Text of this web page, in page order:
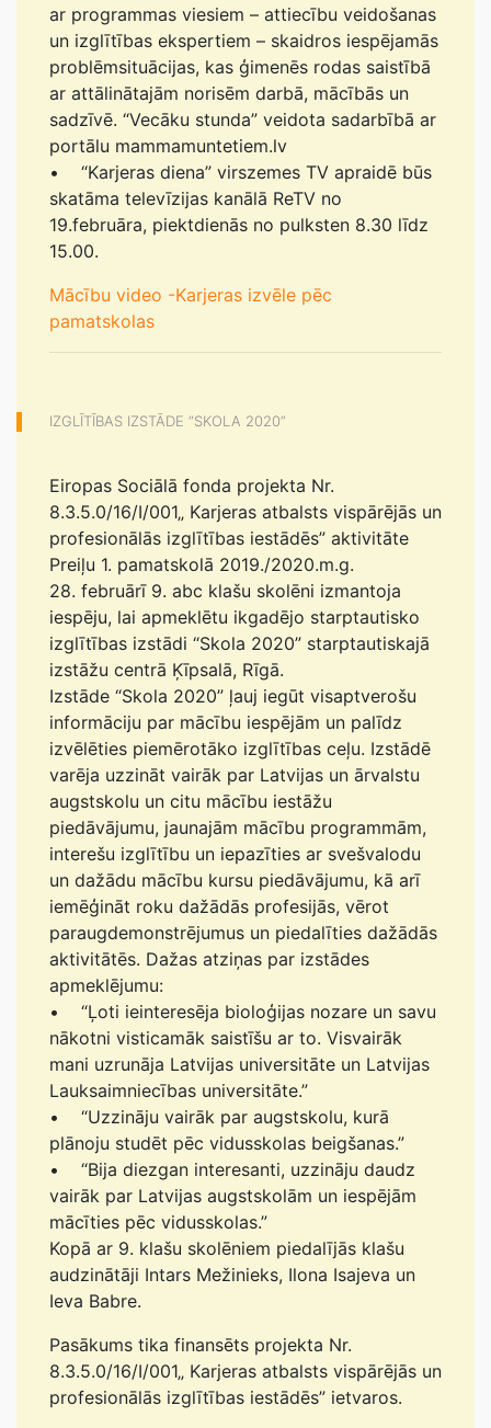
ar programmas viesiem – attiecību veidošanas
un izglītības ekspertiem – skaidros iespējamās
problēmsituācijas, kas ģimenēs rodas saistībā
ar attālinātajām norisēm darbā, mācībās un
sadzīvē. “Vecāku stunda” veidota sadarbībā ar
portālu mammamuntetiem.lv
• “Karjeras diena” virszemes TV apraidē būs
skatāma televīzijas kanālā ReTV no
19.februāra, piektdienās no pulksten 8.30 līdz
15.00.
Mācību video -Karjeras izvēle pēc
pamatskolas
IZGLĪTĪBAS IZSTĀDE “SKOLA 2020”
Eiropas Sociālā fonda projekta Nr.
8.3.5.0/16/I/001„ Karjeras atbalsts vispārējās un
profesionālās izglītības iestādēs” aktivitāte
Preiļu 1. pamatskolā 2019./2020.m.g.
28. februārī 9. abc klašu skolēni izmantoja
iespēju, lai apmeklētu ikgadējo starptautisko
izglītības izstādi “Skola 2020” starptautiskajā
izstāžu centrā Ķīpsalā, Rīgā.
Izstāde “Skola 2020” ļauj iegūt visaptverošu
informāciju par mācību iespējām un palīdz
izvēlēties piemērotāko izglītības ceļu. Izstādē
varēja uzzināt vairāk par Latvijas un ārvalstu
augstskolu un citu mācību iestāžu
piedāvājumu, jaunajām mācību programmām,
interešu izglītību un iepazīties ar svešvalodu
un dažādu mācību kursu piedāvājumu, kā arī
iemēģināt roku dažādās profesijās, vērot
paraugdemonstrējumus un piedalīties dažādās
aktivitātēs. Dažas atziņas par izstādes
apmeklējumu:
• “Ļoti ieinteresēja bioloģijas nozare un savu
nākotni visticamāk saistīšu ar to. Visvairāk
mani uzrunāja Latvijas universitāte un Latvijas
Lauksaimniecības universitāte.”
• “Uzzināju vairāk par augstskolu, kurā
plānoju studēt pēc vidusskolas beigšanas.”
• “Bija diezgan interesanti, uzzināju daudz
vairāk par Latvijas augstskolām un iespējām
mācīties pēc vidusskolas.”
Kopā ar 9. klašu skolēniem piedalījās klašu
audzinātāji Intars Mežinieks, Ilona Isajeva un
Ieva Babre.
Pasākums tika finansēts projekta Nr.
8.3.5.0/16/I/001„ Karjeras atbalsts vispārējās un
profesionālās izglītības iestādēs” ietvaros.